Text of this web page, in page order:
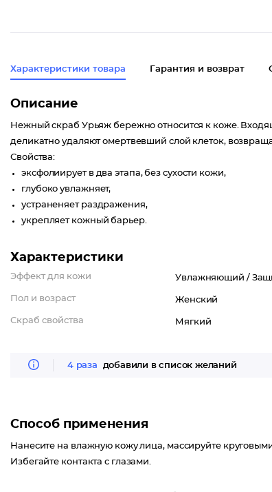
Характеристики товара Гарантия и возврат
Описание
Нежный скраб Урьяж бережно относится к коже.
деликатно удаляют омертвевший слой клеток,
Свойства:
эксфолиирует в два этапа, без сухости кожи,
глубоко увлажняет,
устраненяет раздражения,
укрепляет кожный барьер.
Характеристики
Эффект для кожи Увлажняющий /
Пол и возраст Женский
Скраб свойства Мягкий
4 раза добавили в список желаний
Способ применения
Нанесите на влажную кожу лица, массируйте
Избегайте контакта с глазами.